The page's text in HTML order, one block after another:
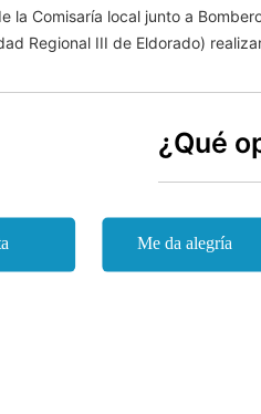
la Comisaría local junto a
Regional III de Eldorado)
¿Qué